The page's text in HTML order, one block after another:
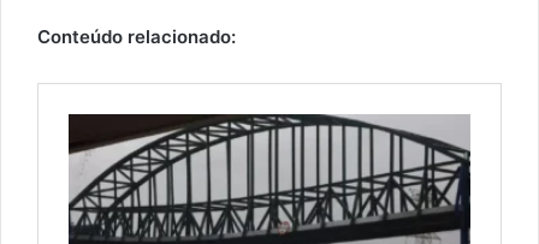
Conteúdo relacionado: